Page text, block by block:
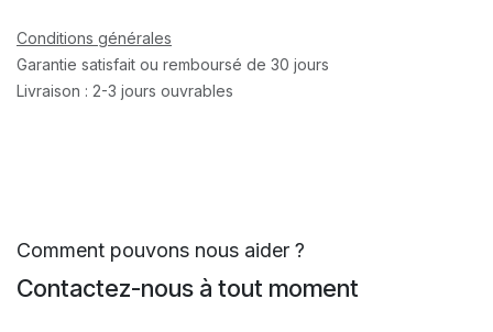
Conditions générales
Garantie satisfait ou remboursé de 30 jours
Livraison : 2-3 jours ouvrables
Comment pouvons nous aider ?
Contactez-nous à tout moment